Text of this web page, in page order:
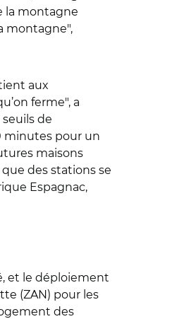
la montagne
montagne",
aux
ferme", a
de
minutes pour un
maisons
des stations se
Espagnac,
et le déploiement
(ZAN) pour les
des